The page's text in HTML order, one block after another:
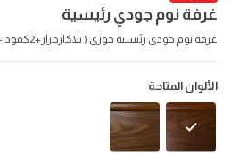
غرفة نوم جودي رئيسية
غرفة نوم جودى رئيسية جوزى ( بلاكارجرار+2كمود + سرير160سم+ تواليت +البرواز).
الألوان المتاحة